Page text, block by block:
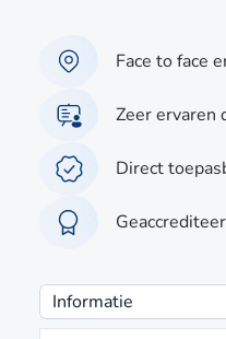
Face to face
Zeer ervaren
Direct